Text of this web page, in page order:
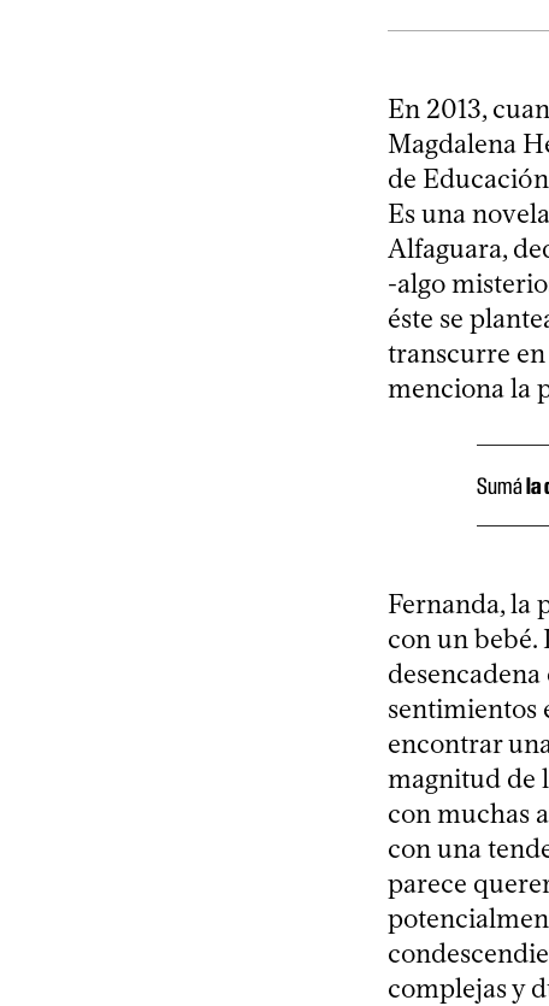
En 2013,
Magdalena
de
Es una
Alfaguara,
-algo
éste se
transcurre en
menciona la
Sumála
Fernanda, la
con un bebé.
sentimientos
encontrar
magnitud de
con muchas
con una
parece
complejas y